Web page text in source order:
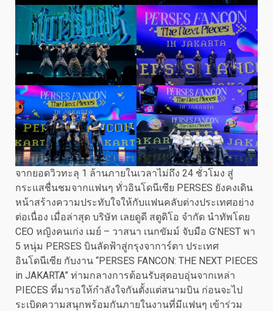
จากยอดวิวทะลุ 1 ล้านภายในเวลาไม่ถึง 24 ชั่วโมง สู่
กระแสชื่นชมจากแฟนๆ ทั่วอินโดนีเซีย PERSES ยังคงเดิน
หน้าสร้างความประทับใจให้กับแฟนคลับต่างประเทศอย่าง
ต่อเนื่อง เมื่อล่าสุด บริษัท เลยดูดี สตูดิโอ จำกัด นำทัพโดย
CEO หญิงคนเก่ง เมย์ – วาสนา เนกขัมม์ จับมือ G’NEST พา
5 หนุ่ม PERSES บินลัดฟ้าสู่กรุงจาการ์ตา ประเทศ
อินโดนีเซีย กับงาน “PERSES FANCON: THE NEXT PIECES
in JAKARTA” ท่ามกลางการต้อนรับสุดอบอุ่นจากเหล่า
PIECES ที่มารอให้กำลังใจกันตั้งแต่สนามบิน ก่อนจะไป
ระเบิดความสนุกพร้อมกันภายในงานที่มีแฟนๆ เข้าร่วม